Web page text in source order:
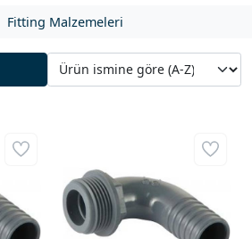
Fitting Malzemeleri